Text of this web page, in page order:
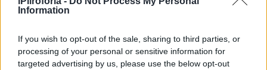
Information
If you wish to opt-out of the sale, sharing to third parties, or
processing of your personal or sensitive information for
targeted advertising by us, please use the below opt-out